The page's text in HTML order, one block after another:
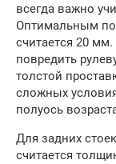
всегда важно
Оптимальным
считается 20 мм.
повредить
толстой
сложных
полуось
Для задних стоек
считается